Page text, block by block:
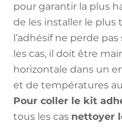
pour garantir la plus
de les installer le plus
l’adhésif ne perde
les cas, il doit être
horizontale dans un
et de températures
Pour coller le kit
tous les cas nettoyer